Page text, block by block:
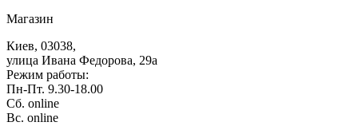
Магазин
Киев, 03038,
улица Ивана Федорова, 29а
Режим работы:
Пн-Пт. 9.30-18.00
Сб. online
Вс. online